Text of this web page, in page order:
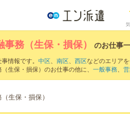
事務（生保・損保） のお仕事
情報です。 中区、 南区、 西区などのエリア
生保・損保）のお仕事の他に、 一般事務、
生保・損保）